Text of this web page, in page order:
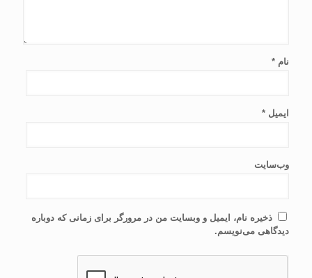
نام *
ایمیل *
وب‌سایت
ذخیره نام، ایمیل و وبسایت من در مرورگر برای زمانی که دوباره
دیدگاهی می‌نویسم.